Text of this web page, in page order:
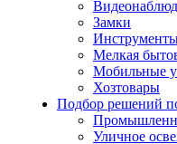
Замки
Мелкая
Мобильные
Хозтовары
Подбор решений
Уличное